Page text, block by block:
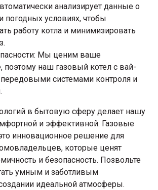
анализирует данные о
погодных условиях, чтобы
работу котла и минимизировать
Мы ценим ваше
поэтому наш газовый котел с вай-
системами контроля и
в бытовую сферу делает нашу
и эффективной. Газовые
инновационное решение для
которые ценят
и безопасность. Позвольте
умным и заботливым
идеальной атмосферы.